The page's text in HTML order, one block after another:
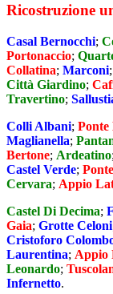
Ricostruzione
Casal Bernocchi;
Portonaccio;
Collatina; Marconi;
Città Giardino;
Travertino;
Colli Albani;
Maglianella;
Bertone; Ardeatino;
Castel Verde;
Cervara; Appio
Castel Di Decima;
Gaia; Grotte Celoni
Cristoforo
Laurentina; Appio
Leonardo;
Infernetto.